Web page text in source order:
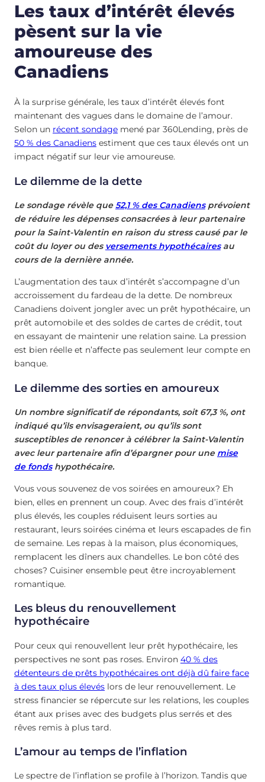
Les taux d’intérêt élevés
pèsent sur la vie
amoureuse des
Canadiens
À la surprise générale, les taux d’intérêt élevés font
maintenant des vagues dans le domaine de l’amour.
Selon un récent sondage mené par 360Lending, près de
50 % des Canadiens estiment que ces taux élevés ont un
impact négatif sur leur vie amoureuse.
Le dilemme de la dette
Le sondage révèle que52,1 % des Canadiensprévoient
de réduire les dépenses consacrées à leur partenaire
pour la Saint-Valentin en raison du stress causé par le
coût du loyer ou des versements hypothécairesau
cours de la dernière année.
L’augmentation des taux d’intérêt s’accompagne d’un
accroissement du fardeau de la dette. De nombreux
Canadiens doivent jongler avec un prêt hypothécaire, un
prêt automobile et des soldes de cartes de crédit, tout
en essayant de maintenir une relation saine. La pression
est bien réelle et n’affecte pas seulement leur compte en
banque.
Le dilemme des sorties en amoureux
Un nombre significatif de répondants, soit 67,3 %, ont
indiqué qu’ils envisageraient, ou qu’ils sont
susceptibles de renoncer à célébrer la Saint-Valentin
avec leur partenaire afin d’épargner pour une mise
de fondshypothécaire.
Vous vous souvenez de vos soirées en amoureux? Eh
bien, elles en prennent un coup. Avec des frais d’intérêt
plus élevés, les couples réduisent leurs sorties au
restaurant, leurs soirées cinéma et leurs escapades de fin
de semaine. Les repas à la maison, plus économiques,
remplacent les dîners aux chandelles. Le bon côté des
choses? Cuisiner ensemble peut être incroyablement
romantique.
Les bleus du renouvellement
hypothécaire
Pour ceux qui renouvellent leur prêt hypothécaire, les
perspectives ne sont pas roses. Environ 40 % des
détenteurs de prêts hypothécaires ont déjà dû faire face
à des taux plus élevés lors de leur renouvellement. Le
stress financier se répercute sur les relations, les couples
étant aux prises avec des budgets plus serrés et des
rêves remis à plus tard.
L’amour au temps de l’inflation
Le spectre de l’inflation se profile à l’horizon. Tandis que